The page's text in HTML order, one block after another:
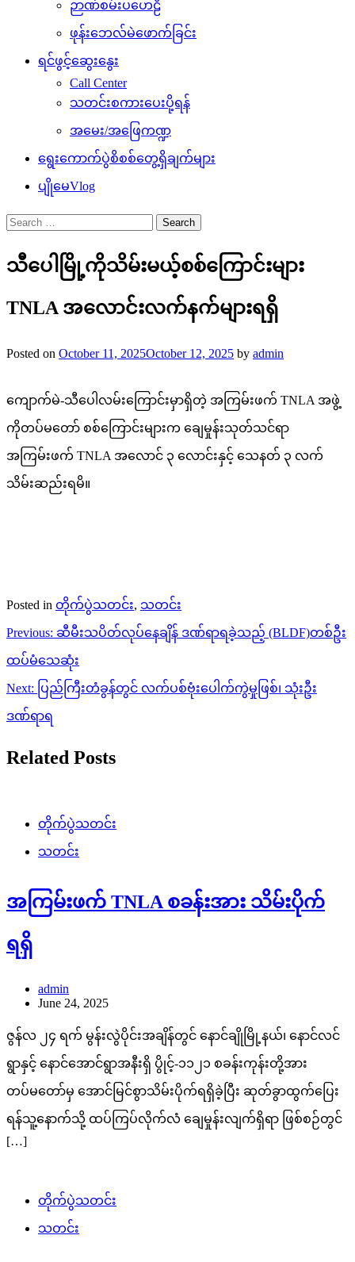
ဉာဏ်စမ်းပဟေဠိ
ဖုန်းဘေလ်မဲဖောက်ခြင်း
ရင်ဖွင့်ဆွေးနွေး
Call Center
သတင်းစကားပေးပို့ရန်
အမေး/အဖြေကဏ္ဍ
ရွေးကောက်ပွဲစိစစ်တွေ့ရှိချက်များ
ပျိုမေVlog
Search
for:
သီပေါမြို့ကိုသိမ်းမယ့်စစ်ကြောင်းများ
TNLA အလောင်းလက်နက်များရရှိ
Posted on October 11, 2025October 12, 2025 by admin
ကျောက်မဲ-သီပေါလမ်းကြောင်းမှာရှိတဲ့ အကြမ်းဖက် TNLA အဖွဲ့
ကိုတပ်မတော် စစ်ကြောင်းများက ချေမှုန်းသုတ်သင်ရာ
အကြမ်းဖက် TNLA အလောင် ၃ လောင်းနှင့် သေနတ် ၃ လက်
သိမ်းဆည်းရမိ။
Posted in တိုက်ပွဲသတင်း, သတင်း
Post
navigation
Previous: ဆီမီးသပိတ်လုပ်နေချိန် ဒဏ်ရာရခဲ့သည့် (BLDF)တစ်ဦး
ထပ်မံသေဆုံး
Next: ပြည်ကြီးတံခွန်တွင် လက်ပစ်ဗုံးပေါက်ကွဲမှုဖြစ်၊ သုံးဦး
ဒဏ်ရာရ
Related Posts
တိုက်ပွဲသတင်း
သတင်း
အကြမ်းဖက် TNLA စခန်းအား သိမ်းပိုက်
ရရှိ
admin
June 24, 2025
ဇွန်လ ၂၄ ရက် မွန်းလွဲပိုင်းအချိန်တွင် နောင်ချိုမြို့နယ်၊ နောင်လင်
ရွာနှင့် နောင်အောင်ရွာအနီးရှိ ပွိုင့်-၁၁၂၁ စခန်းကုန်းတို့အား
တပ်မတော်မှ အောင်မြင်စွာသိမ်းပိုက်ရရှိခဲ့ပြီး ဆုတ်ခွာထွက်ပြေး
ရန်သူ့နောက်သို့ ထပ်ကြပ်လိုက်လံ ချေမှုန်းလျက်ရှိရာ ဖြစ်စဉ်တွင်
[…]
တိုက်ပွဲသတင်း
သတင်း